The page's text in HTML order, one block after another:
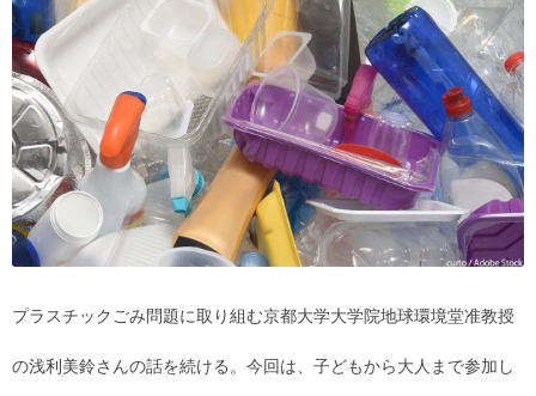
プラスチックごみ問題に取り組む京都大学大学院地球環境堂准教授
の浅利美鈴さんの話を続ける。今回は、子どもから大人まで参加し